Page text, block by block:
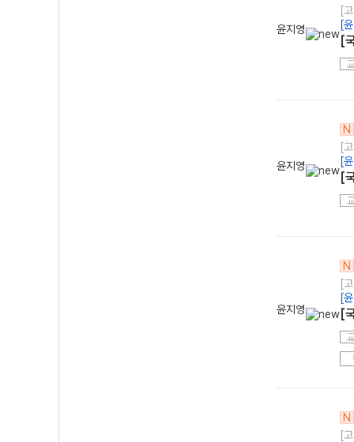
윤지영
[
[
[
윤지영
N
[
[
[
윤지영
N
[
[
[
N
[